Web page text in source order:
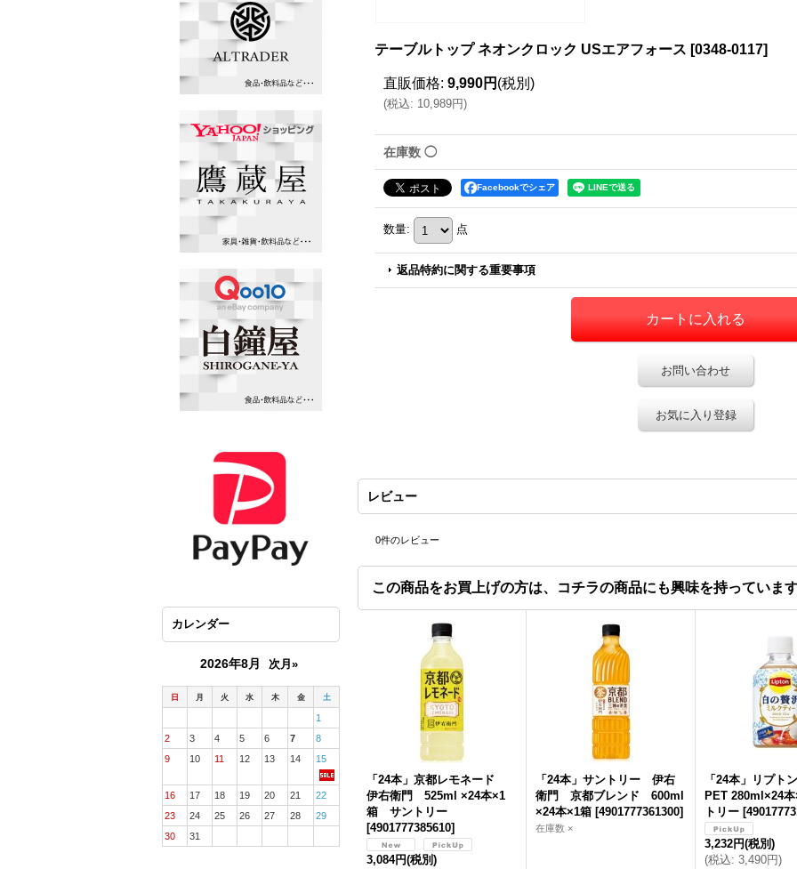
カレンダー
2026年8月 次月»
日 月 火 水 木 金 土
1
2
3 4 5 6 7
8
9
10 11 12 13 14 15
16 17 18 19 20 21
22
23
24 25 26 27 28
29
30
31
テーブルトップ ネオンクロック USエアフォース [0348-0117]
直販価格: 9,990円 (税別)
(税込: 10,989円)
在庫数 ◯
Facebookでシェア
数量: 点
返品特約に関する重要事項
お問い合わせ
お気に入り登録
レビュー
0件のレビュー
この商品をお買上げの方は、コチラの商品にも興味を持っていま
「24本」京都レモネード
伊右衛門 525ml ×24本×1
箱 サントリー
[4901777385610]
3,084円(税別)
「24本」サントリー 伊右
衛門 京都ブレンド 600ml
×24本×1箱 [4901777361300]
在庫数 ×
「24本」リプト
PET 280ml×24
トリー [
3,232円(税別)
(税込: 3,490円)